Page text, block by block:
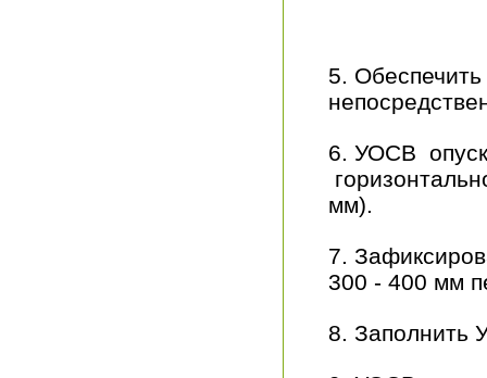
5.
6. УОСВ
мм).
7.
300 - 400 мм
8. Заполнить